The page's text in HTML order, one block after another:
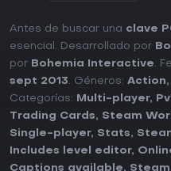
Antes de buscar una clave
esencial. Desarrollado por
por Bohemia Interactive.
sept 2013. Géneros: Action,
Categorías:
Multi-player,
Trading Cards, Steam
Single-player, Stats,
Includes level editor,
Captions available,